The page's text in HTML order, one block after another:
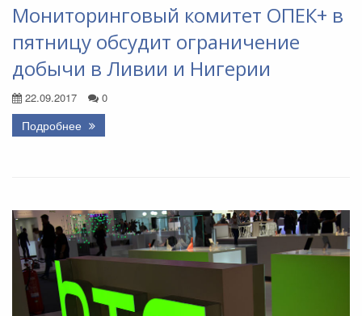
Мониторинговый комитет ОПЕК+ в
пятницу обсудит ограничение
добычи в Ливии и Нигерии
22.09.2017 0
Подробнее